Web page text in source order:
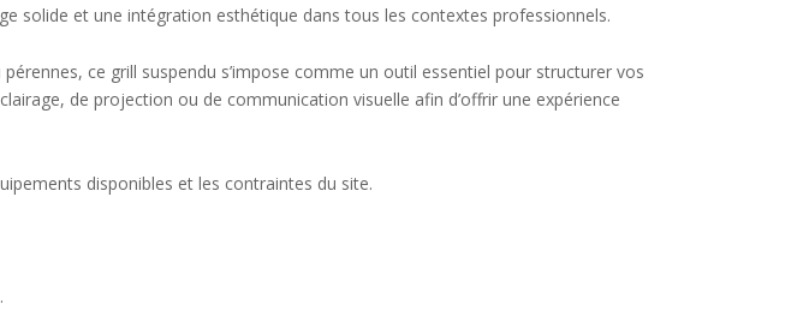
solide et une intégration esthétique dans tous les contextes professionnels.
ce grill suspendu s’impose comme un outil essentiel pour structurer vos
de projection ou de communication visuelle afin d’offrir une expérience
disponibles et les contraintes du site.